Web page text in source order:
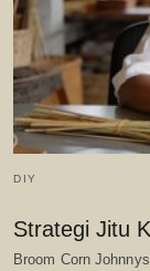
DIY
Strategi Jitu
Broom Corn